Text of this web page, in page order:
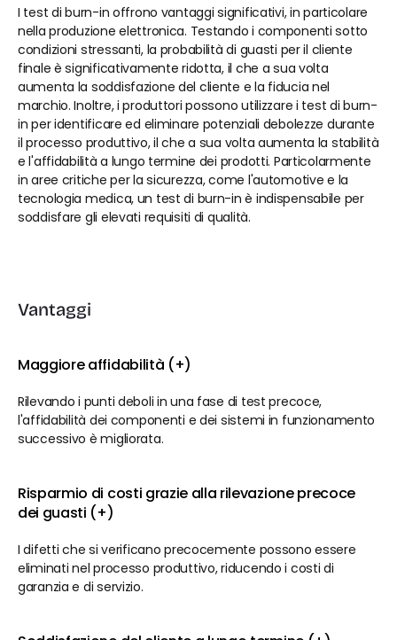
I test di burn-in offrono vantaggi significativi, in particolare
nella produzione elettronica. Testando i componenti sotto
condizioni stressanti, la probabilità di guasti per il cliente
finale è significativamente ridotta, il che a sua volta
aumenta la soddisfazione del cliente e la fiducia nel
marchio. Inoltre, i produttori possono utilizzare i test di burn-
in per identificare ed eliminare potenziali debolezze durante
il processo produttivo, il che a sua volta aumenta la stabilità
e l'affidabilità a lungo termine dei prodotti. Particolarmente
in aree critiche per la sicurezza, come l'automotive e la
tecnologia medica, un test di burn-in è indispensabile per
soddisfare gli elevati requisiti di qualità.
Vantaggi
Maggiore affidabilità (+)
Rilevando i punti deboli in una fase di test precoce,
l'affidabilità dei componenti e dei sistemi in funzionamento
successivo è migliorata.
Risparmio di costi grazie alla rilevazione precoce
dei guasti (+)
I difetti che si verificano precocemente possono essere
eliminati nel processo produttivo, riducendo i costi di
garanzia e di servizio.